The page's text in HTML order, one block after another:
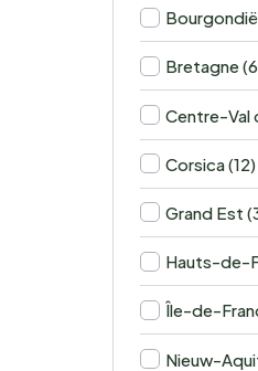
Bretagne
Centre-Val
Corsica (12)
Grand Est
Hauts-de-
Île-de-
Nieuw-